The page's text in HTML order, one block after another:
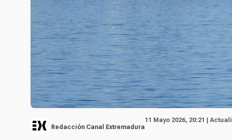
Redacción Canal Extremadura
11 Mayo 2026, 20:21 |